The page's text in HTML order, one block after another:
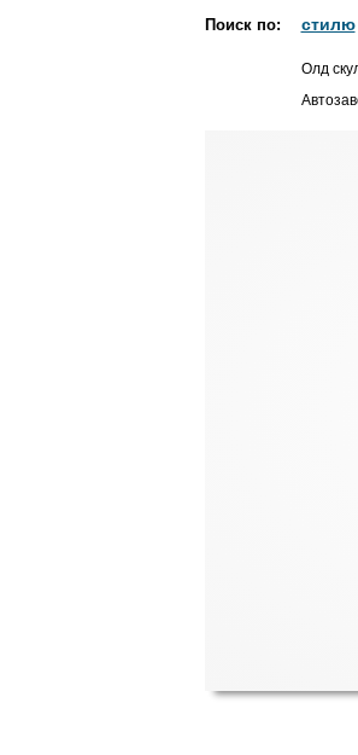
Поиск по: стилю
Олд